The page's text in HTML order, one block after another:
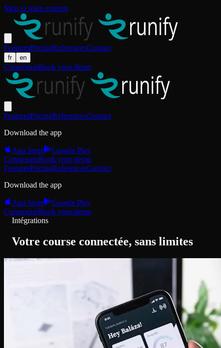
Skip to main content
FeaturesPricingReferencesContact
fr en
ConnexionBook your demo
FeaturesPricingReferencesContact
Download the app
App Store
Google Play
ConnexionBook your demo
FeaturesPricingReferencesContact
Download the app
App Store
Google Play
ConnexionBook your demo
Intégrations
Votre course connectée, sans limites